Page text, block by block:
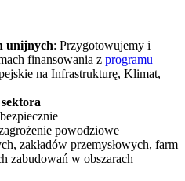
unijnych: Przygotowujemy i
finansowania z programu
na Infrastrukturę, Klimat,
bezpiecznie
powodziowe
zakładów przemysłowych, farm
zabudowań w obszarach